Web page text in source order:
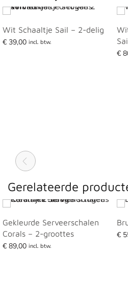
Wit Schaaltje Sail – 2-delig
€ 39,00 incl. btw.
€
Gerelateerde
Gekleurde Serveerschalen
Corals – 2-groottes
€ 89,00 incl. btw.
€